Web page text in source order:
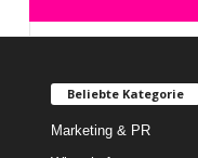
Beliebte Kategorie
Marketing & PR